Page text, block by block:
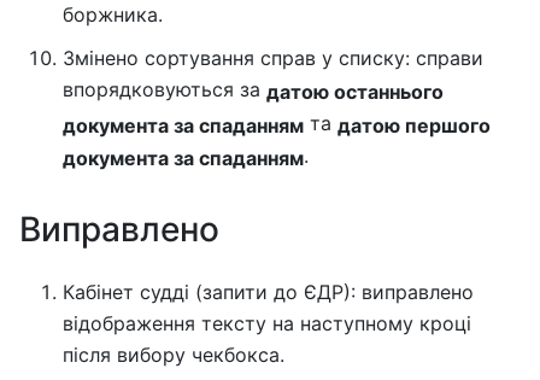
боржника.
Змінено сортування справ у списку: справи
впорядковуються за датою останнього
документа за спаданням та датою першого
документа за спаданням.
Виправлено
Кабінет судді (запити до ЄДР): виправлено
відображення тексту на наступному кроці
після вибору чекбокса.